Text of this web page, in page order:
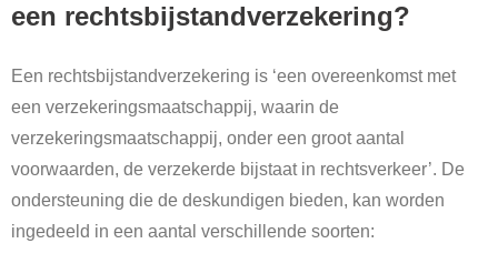
een rechtsbijstandverzekering?
Een rechtsbijstandverzekering is ‘een overeenkomst met
een verzekeringsmaatschappij, waarin de
verzekeringsmaatschappij, onder een groot aantal
voorwaarden, de verzekerde bijstaat in rechtsverkeer’. De
ondersteuning die de deskundigen bieden, kan worden
ingedeeld in een aantal verschillende soorten: